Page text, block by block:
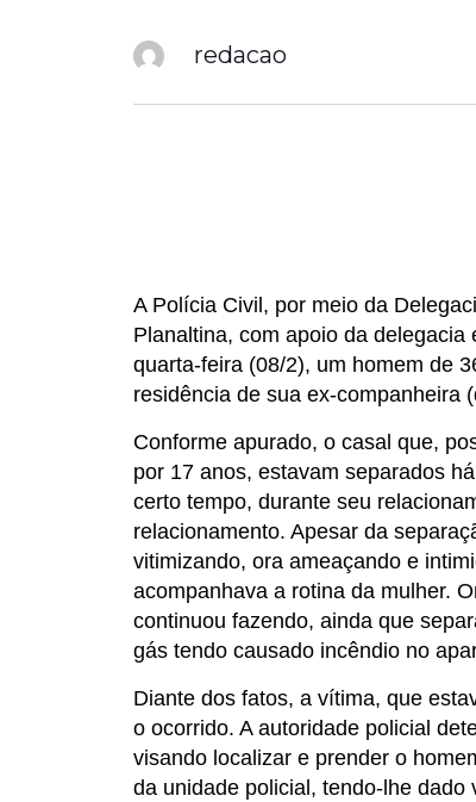
redacao
A Polícia Civil, por meio da
Planaltina, com apoio da
quarta-feira (08/2), um homem de
residência de sua ex-companheira
Conforme apurado, o casal que,
por 17 anos, estavam separados
certo tempo, durante seu
relacionamento. Apesar da
vitimizando, ora ameaçando e
acompanhava a rotina da mulher.
continuou fazendo, ainda que
gás tendo causado incêndio no
Diante dos fatos, a vítima, que
o ocorrido. A autoridade policial
visando localizar e prender o
da unidade policial, tendo-lhe